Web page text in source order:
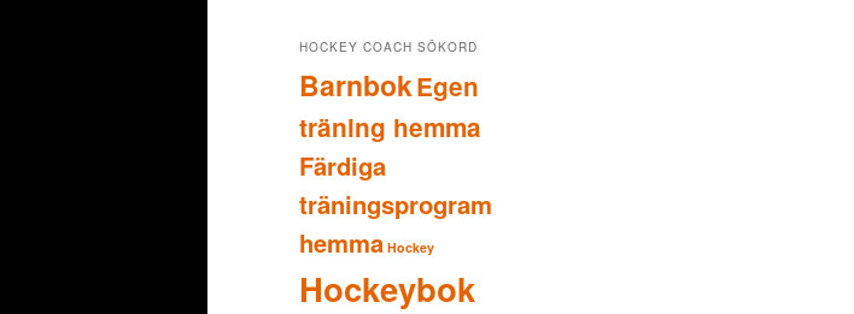
HOCKEY COACH SÖKORD
BarnbokEgen
träning hemma
Färdiga
träningsprogram
hemma Hockey
Hockeybok